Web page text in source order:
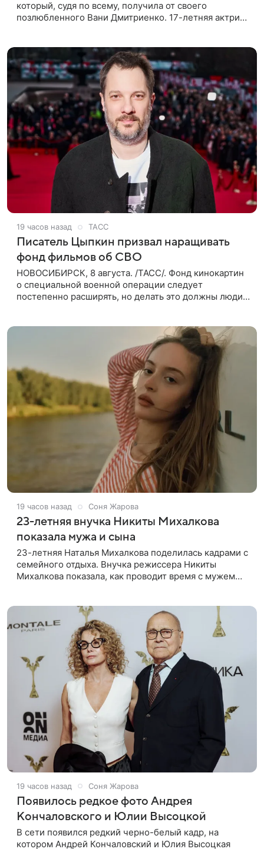
который, судя по всему, получилa от своего
позлюбленного Вани Дмитриенко. 17-летняя актриса
19 часов назад ТАСС
Писатель Цыпкин призвал наращивать
фонд фильмов об СВО
НОВОСИБИРСК, 8 августа. /ТАСС/. Фонд кинокартин
о специальной военной операции следует
постепенно расширять, но делать это должны люди,
19 часов назад Соня Жарова
23-летняя внучка Никиты Михалкова
показала мужа и сына
23-летняя Наталья Михалкова поделилась кадрами с
семейного отдыха. Внучка режиссера Никиты
Михалкова показала, как проводит время с мужем
19 часов назад Соня Жарова
Появилось редкое фото Андрея
Кончаловского и Юлии Высоцкой
В сети появился редкий черно-белый кадр, на
котором Андрей Кончаловский и Юлия Высоцкая